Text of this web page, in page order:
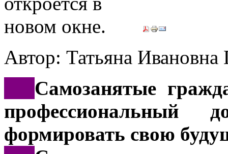
Автор: Татьяна
Самозанятые
профессиональный
формировать свою